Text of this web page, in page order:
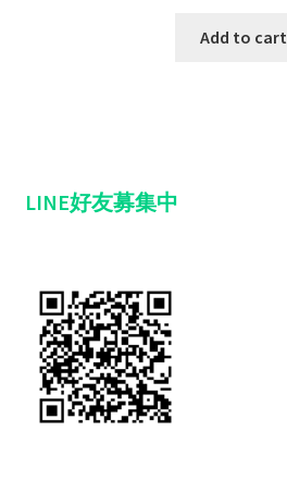
Add to cart
LINE好友募集中